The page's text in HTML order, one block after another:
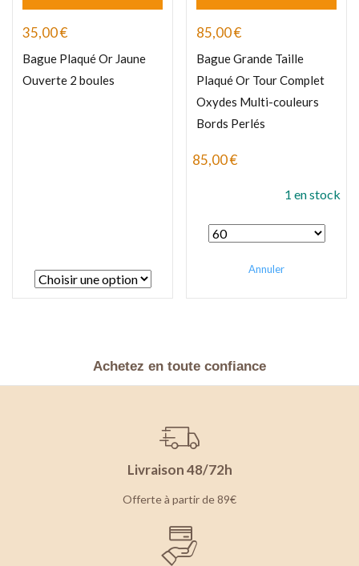
35,00€
Bague Plaqué Or Jaune
Ouverte 2 boules
85,00€
Bague Grande Taille
Plaqué Or Tour Complet
Oxydes Multi-couleurs
Bords Perlés
85,00€
1 en stock
Annuler
Achetez en toute confiance
Livraison 48/72h
Offerte à partir de 89€